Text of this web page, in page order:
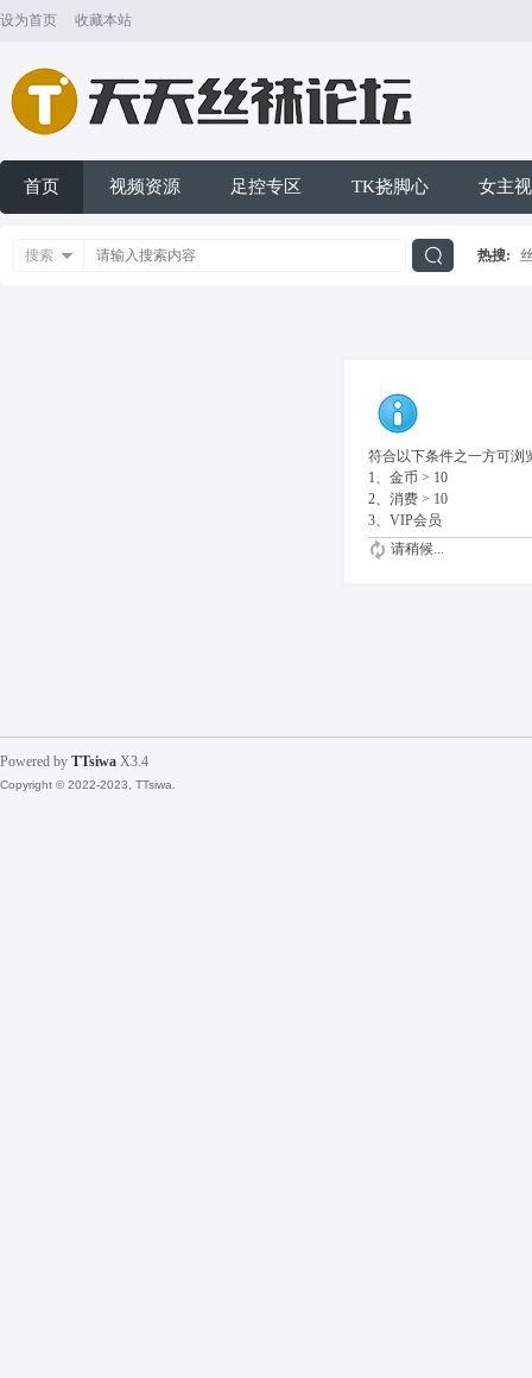
设为首页 收藏本站
首页 视频资源 足控专区 TK挠脚心 女主
搜索 热搜:
符合以下条件之一方可浏
1、金币 > 10
2、消费 > 10
3、VIP会员
请稍候...
Powered by TTsiwa X3.4
Copyright © 2022-2023, TTsiwa.